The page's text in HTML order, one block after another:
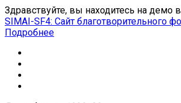
Здравствуйте, вы находитесь на демо
SIMAI-SF4: Сайт благотворительного
Подробнее